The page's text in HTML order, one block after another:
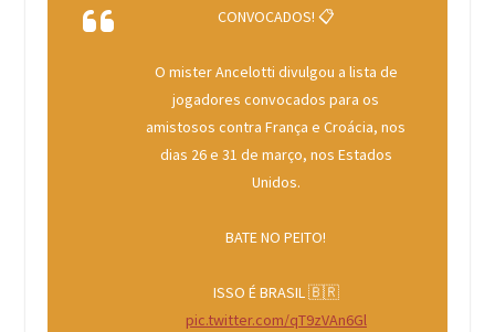
CONVOCADOS! 📋
O mister Ancelotti divulgou a lista de
jogadores convocados para os
amistosos contra França e Croácia, nos
dias 26 e 31 de março, nos Estados
Unidos.
BATE NO PEITO!
ISSO É BRASIL 🇧🇷
pic.twitter.com/qT9zVAn6Gl